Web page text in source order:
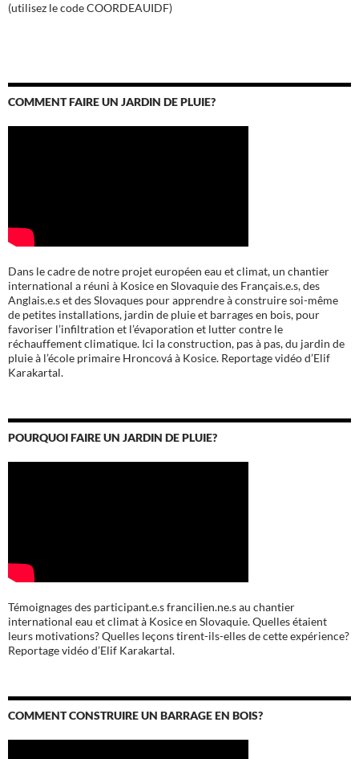
(utilisez le code COORDEAUIDF)
COMMENT FAIRE UN JARDIN DE PLUIE?
Dans le cadre de notre projet européen eau et climat, un chantier
international a réuni à Kosice en Slovaquie des Français.e.s, des
Anglais.e.s et des Slovaques pour apprendre à construire soi-même
de petites installations, jardin de pluie et barrages en bois, pour
favoriser l’infiltration et l’évaporation et lutter contre le
réchauffement climatique. Ici la construction, pas à pas, du jardin de
pluie à l’école primaire Hroncová à Kosice. Reportage vidéo d’Elif
Karakartal.
POURQUOI FAIRE UN JARDIN DE PLUIE?
Témoignages des participant.e.s francilien.ne.s au chantier
international eau et climat à Kosice en Slovaquie. Quelles étaient
leurs motivations? Quelles leçons tirent-ils-elles de cette expérience?
Reportage vidéo d’Elif Karakartal.
COMMENT CONSTRUIRE UN BARRAGE EN BOIS?